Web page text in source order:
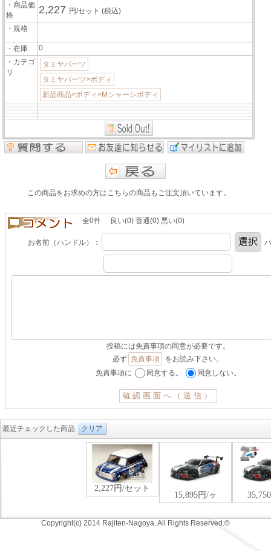
・商品価
格
2,227 円/セット(税込)
・規格
・在庫
0
・カテゴ
リ
タミヤパーツ
タミヤパーツ>ボディ
新品商品>ボディ>Mシャーシボディ
この商品をお求めの方はこちらの商品もご注文頂いています。
全0件 良い(0) 普通(0) 悪い(0)
お名前（ハンドル）：
投稿には免責事項の同意が必要です。
必ず 免責事項
をお読み下さい。
免責事項に
同意する。 同意しない。
最近チェックした商品 クリア
Copyright(c) 2014 Rajiten-Nagoya. All Rights Reserved.©